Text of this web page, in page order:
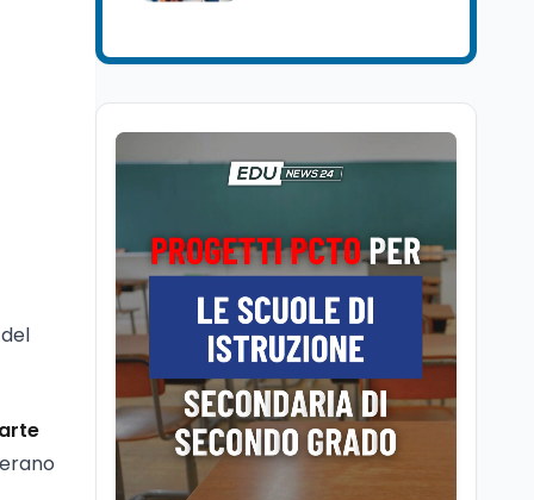
l’intesa triennale tra
Il Ministro della Pa
e la sicurezza delle
scuole con risorse Pnrr"
Il Ministro Valditara ha
incontrato due studenti
palestinesi giunti da
Gaza che hanno
superato la Maturità in
Italia
Scuola5 ago
Maturità 2026, 100 e
lode da record: 14.123